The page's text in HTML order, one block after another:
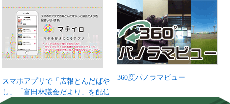
スマホアプリで「広報とんだばや
し」「富田林議会だより」を配信
360度パノラマビュー